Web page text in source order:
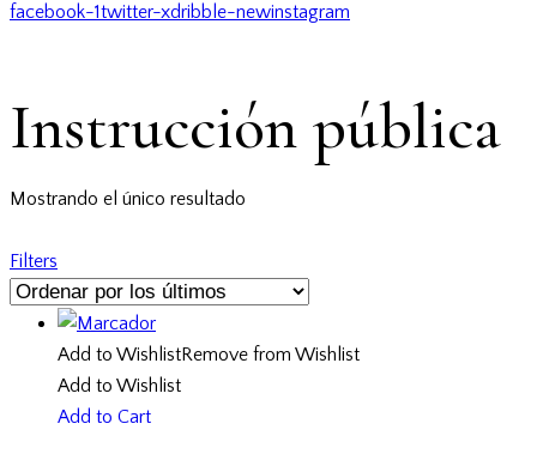
facebook-1twitter-xdribble-newinstagram
Instrucción pública
Mostrando el único resultado
Filters
Add to WishlistRemove from Wishlist
Add to Wishlist
Add to Cart